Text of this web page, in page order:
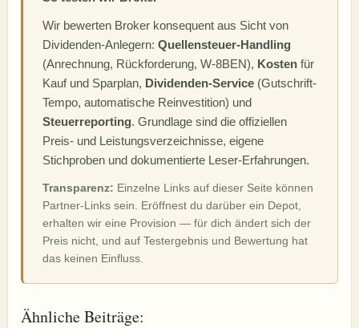
Wir bewerten Broker konsequent aus Sicht von
Dividenden-Anlegern: Quellensteuer-Handling
(Anrechnung, Rückforderung, W-8BEN), Kostenfür
Kauf und Sparplan, Dividenden-Service(Gutschrift-
Tempo, automatische Reinvestition) und
Steuerreporting. Grundlage sind die offiziellen
Preis- und Leistungsverzeichnisse, eigene
Stichproben und dokumentierte Leser-Erfahrungen.
Transparenz: Einzelne Links auf dieser Seite können
Partner-Links sein. Eröffnest du darüber ein Depot,
erhalten wir eine Provision — für dich ändert sich der
Preis nicht, und auf Testergebnis und Bewertung hat
das keinen Einfluss.
Ähnliche Beiträge: